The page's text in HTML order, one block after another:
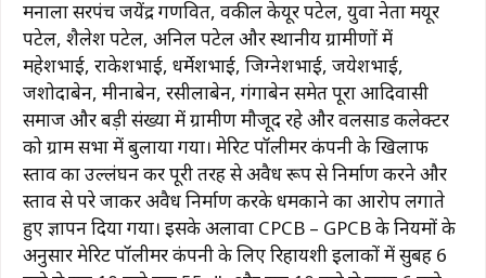
मनाला सरपंच जयेंद्र गणवित, वकील केयूर पटेल, युवा नेता मयूर
पटेल, शैलेश पटेल, अनिल पटेल और स्थानीय ग्रामीणों में
महेशभाई, राकेशभाई, धर्मेशभाई, जिग्नेशभाई, जयेशभाई,
जशोदाबेन, मीनाबेन, रसीलाबेन, गंगाबेन समेत पूरा आदिवासी
समाज और बड़ी संख्या में ग्रामीण मौजूद रहे और वलसाड कलेक्टर
को ग्राम सभा में बुलाया गया। मेरिट पॉलीमर कंपनी के खिलाफ
प्रस्ताव का उल्लंघन कर पूरी तरह से अवैध रूप से निर्माण करने और
प्रस्ताव से परे जाकर अवैध निर्माण करके धमकाने का आरोप लगाते
हुए ज्ञापन दिया गया। इसके अलावा CPCB – GPCB के नियमों के
अनुसार मेरिट पॉलीमर कंपनी के लिए रिहायशी इलाकों में सुबह 6